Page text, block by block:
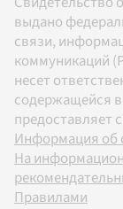
выдано
связи,
коммуникаций
несет
содержащейся
предоставляет
Информация об
На
Правилами